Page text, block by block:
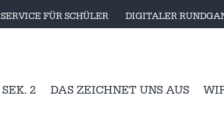
SERVICE FÜR SCHÜLER DIGITALER
SEK. 2 DAS ZEICHNET UNS AUS